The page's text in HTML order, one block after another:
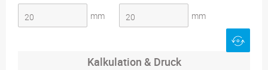
mm mm
Kalkulation & Druck